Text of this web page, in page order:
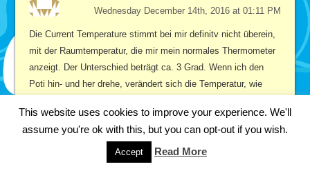
Wednesday December 14th, 2016 at 01:11 PM
Die Current Temperature stimmt bei mir definitv nicht überein,
mit der Raumtemperatur, die mir mein normales Thermometer
anzeigt. Der Unterschied beträgt ca. 3 Grad. Wenn ich den
Poti hin- und her drehe, verändert sich die Temperatur, wie
realen 19 Grad im Arbeitszimmer). Soll ich den 1KOhm
rausnehmen oder einen anderen Poti benutzen?
This website uses cookies to improve your experience. We'll
assume you're ok with this, but you can opt-out if you wish.
Accept Read More